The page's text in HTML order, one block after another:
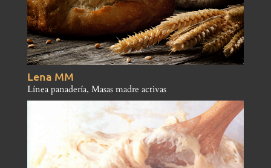
Lena MM
Línea panadería, Masas madre activas